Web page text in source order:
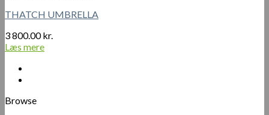
THATCH UMBRELLA
3 800.00kr.
Læs mere
Browse